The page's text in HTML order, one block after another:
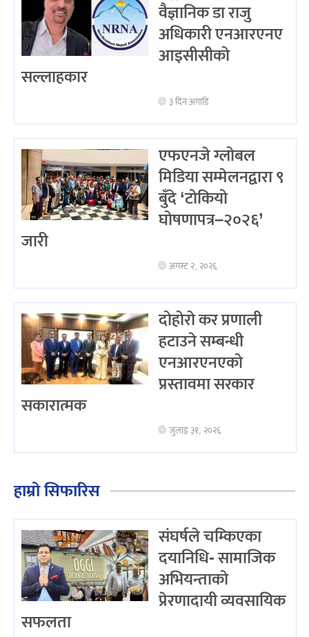
वैज्ञानिक डा राजु
अधिकारी एनआरएनए
आइसीसीको
सल्लाहकार
३ दिन अगाडि
एफएनजे ग्लोबल
मिडिया सम्मेलनद्वारा ९
बुँदे ‘टोकियो
घोषणापत्र–२०२६’
जारी
अगस्ट २, २०२६
दोहोरो कर प्रणाली
हटाउने सम्बन्धी
एनआरएनएको
प्रस्तावमा सरकार
सकारात्मक
जुलाइ ३१, २०२६
हाम्रो सिफारिस
संघर्षले चम्किएका
दयानिधि- सामाजिक
अभियन्ताको
प्रेरणादायी व्यवसायिक
सफलता